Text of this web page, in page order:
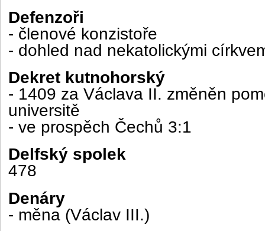
Defenzoři
- členové konzistoře
- dohled nad nekatolickými
Dekret kutnohorský
- 1409 za Václava II. změněn
universitě
- ve prospěch Čechů 3:1
Delfský spolek
478
Denáry
- měna (Václav III.)